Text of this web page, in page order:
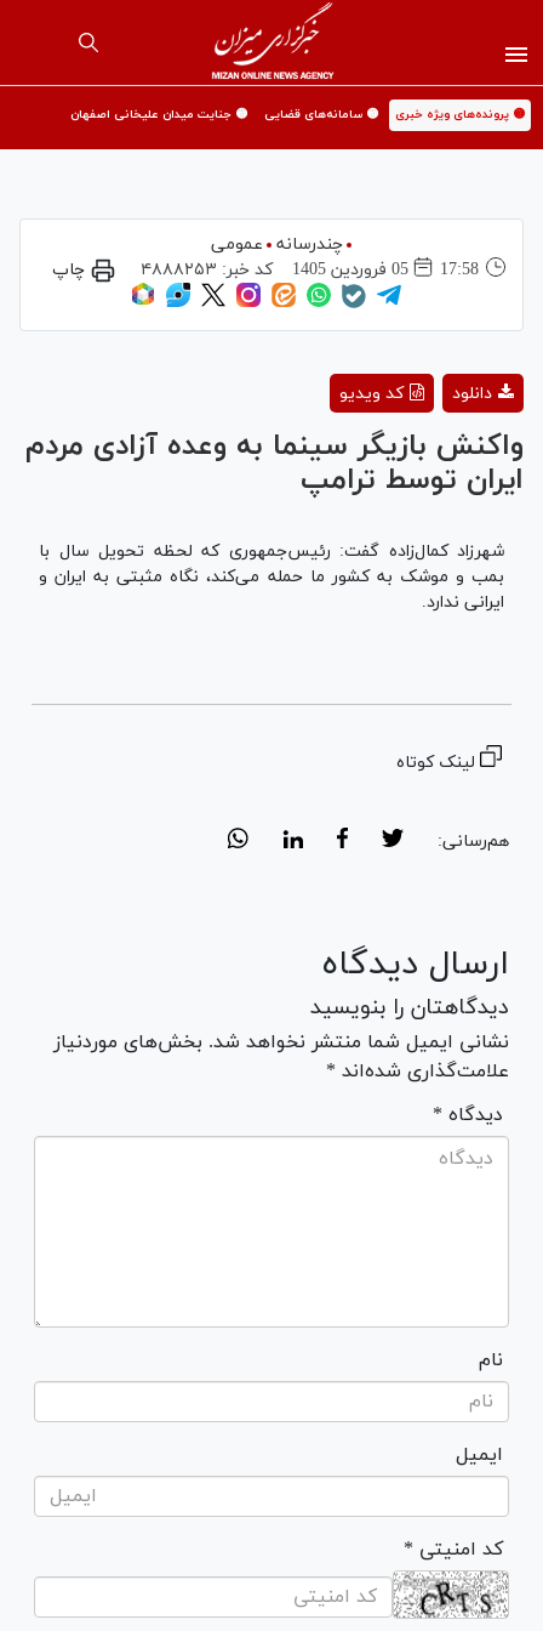
🟡 پرونده‌های ویژه خبری 🟡 سامانه‌های قضایی 🟡 جنایت میدان علیخانی اصفهان
چندرسانه
عمومی
17:58
05 فروردين 1405 کد خبر: ۴۸۸۸۲۵۳ چاپ
Video
کد ویدیو دانلود
واکنش بازیگر سینما به وعده آزادی مردم
ایران توسط ترامپ
شهرزاد کمال‌زاده گفت: رئیس‌جمهوری که لحظه تحویل سال با
بمب و موشک به کشور ما حمله می‌کند، نگاه مثبتی به ایران و
ایرانی ندارد.
لینک کوتاه
هم‌رسانی:
ارسال دیدگاه
دیدگاهتان را بنویسید
نشانی ایمیل شما منتشر نخواهد شد. بخش‌های موردنیاز
علامت‌گذاری شده‌اند *
* دیدگاه
نام
ایمیل
* کد امنیتی